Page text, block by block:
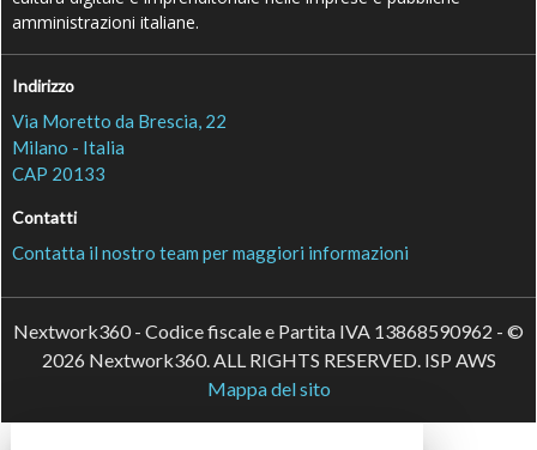
amministrazioni italiane.
Indirizzo
Via Moretto da Brescia, 22
Milano - Italia
CAP 20133
Contatti
Contatta il nostro team per maggiori informazioni
Nextwork360 - Codice fiscale e Partita IVA 13868590962 - ©
2026 Nextwork360. ALL RIGHTS RESERVED. ISP AWS
Mappa del sito